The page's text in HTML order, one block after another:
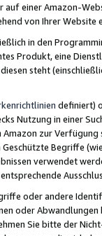
auf einer Amazon-
von Ihrer
in den
Produkt, eine
steht
definiert)
Nutzung in einer
zur
Geschützte Begriffe
verwendet
oder andere
oder
Sie bitte der